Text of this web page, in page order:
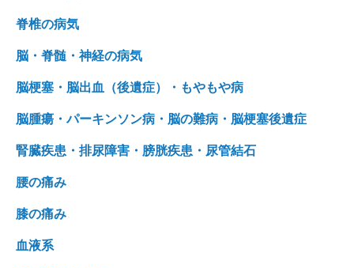
脊椎の病気
脳・脊髄・神経の病気
脳梗塞・脳出血（後遺症）・もやもや病
脳腫瘍・パーキンソン病・脳の難病・脳梗塞後遺症
腎臓疾患・排尿障害・膀胱疾患・尿管結石
腰の痛み
膝の痛み
血液系